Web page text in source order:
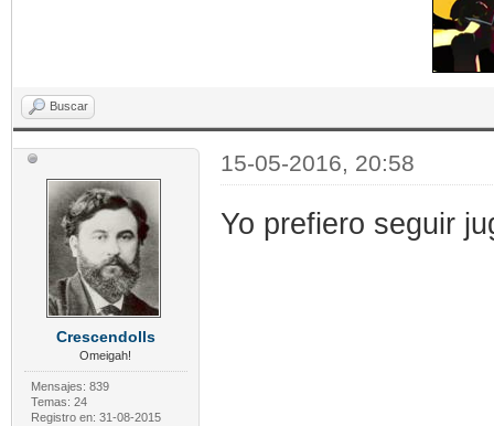
Buscar
Crescendolls
Omeigah!
Mensajes: 839
Temas: 24
Registro en: 31-08-2015
15-05-2016, 20:58
Yo prefiero seguir